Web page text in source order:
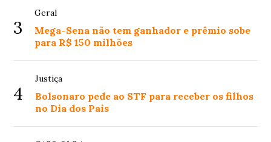
3
Geral
Mega-Sena não tem ganhador e prêmio sobe
para R$ 150 milhões
4
Justiça
Bolsonaro pede ao STF para receber os filhos
no Dia dos Pais